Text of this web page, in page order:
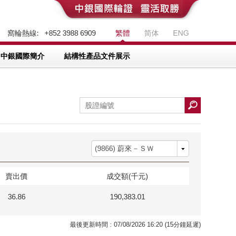
繁體 简体 ENG
窩輪熱線: +852 3988 6909
中銀國際簡介 結構性產品文件展示
賣出價 成交額(千元)
36.86 190,383.01
最後更新時間 : 07/08/2026 16:20 (15分鐘延遲)